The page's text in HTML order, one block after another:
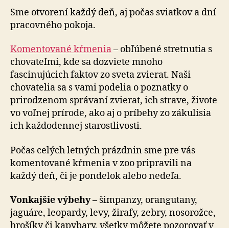
Sme otvorení každý deň, aj počas sviatkov a dní
pra­cov­né­ho pokoja.
Komentované kŕmenia– obľúbené stretnutia s
cho­va­teľ­mi, kde sa dozviete mnoho
fascinujúcich faktov zo sveta zvierat. Naši
chovatelia sa s vami podelia o poznatky o
prirodzenom správaní zvierat, ich strave, živote
vo voľnej prírode, ako aj o príbehy zo zákulisia
ich každodennej starostlivosti.
Počas celých letných prázdnin sme pre vás
komentované kŕmenia v zoo pripravili na
každý deň, či je pondelok alebo nedeľa.
Vonkajšie výbehy– šimpanzy, orangutany,
jaguáre, leo­par­dy, levy, žirafy, zebry, nosorožce,